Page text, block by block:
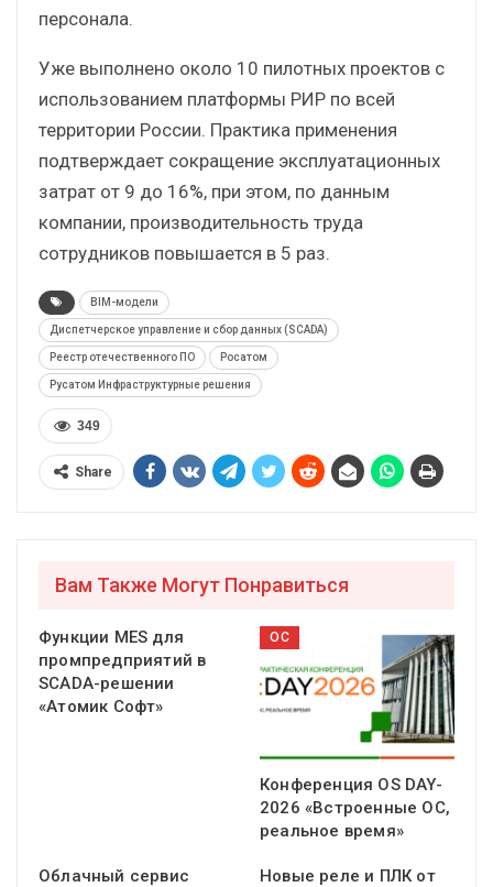
персонала.
Уже выполнено около 10 пилотных проектов с
использованием платформы РИР по всей
территории России. Практика применения
подтверждает сокращение эксплуатационных
затрат от 9 до 16%, при этом, по данным
компании, производительность труда
сотрудников повышается в 5 раз.
BIM-модели
Диспетчерское управление и сбор данных (SCADA)
Реестр отечественного ПО Росатом
Русатом Инфраструктурные решения
349
Share
Вам Также Могут Понравиться
Функции MES для
промпредприятий в
SCADA-решении
«Атомик Софт»
ОС
Конференция OS DAY-
2026 «Встроенные ОС,
реальное время»
Облачный сервис Новые реле и ПЛК от